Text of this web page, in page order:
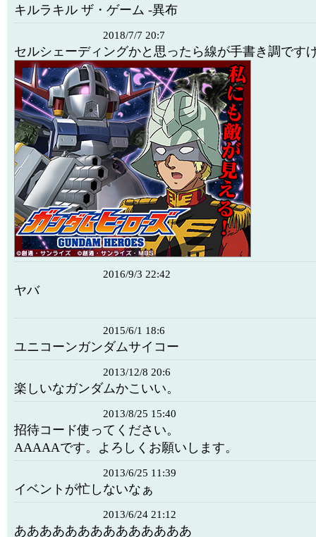
キルラキル ザ・ゲーム -異布
2018/7/7 20:7
セルシェーディングかと思ったら線が手書き調です
2016/9/3 22:42
ヤバ
2015/6/1 18:6
ユニコーンガンダムサイコー
2013/12/8 20:6
楽しいなガンダムかこいい。
2013/8/25 15:40
招待コード使ってください。
AAAAAです。よろしくお願いします。
2013/6/25 11:39
イベントが忙しないなぁ
2013/6/24 21:12
ああああああああああああああ